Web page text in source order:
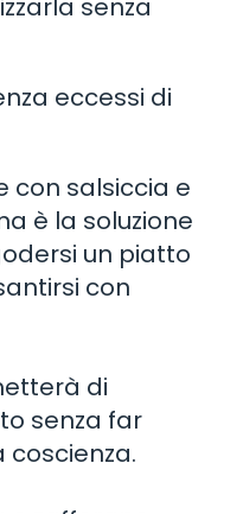
senza
eccessi di
con salsiccia e
è la soluzione
un piatto
con
di
senza far
coscienza.